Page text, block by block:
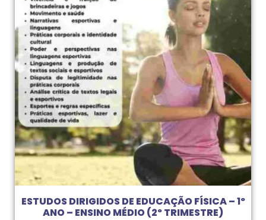
ESTUDOS DIRIGIDOS DE EDUCAÇÃO FÍSICA – 1º
ANO – ENSINO MÉDIO (2º TRIMESTRE)